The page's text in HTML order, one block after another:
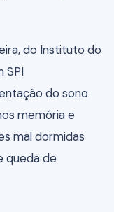
do Instituto do
SPI
do sono
memória e
mal dormidas
queda de